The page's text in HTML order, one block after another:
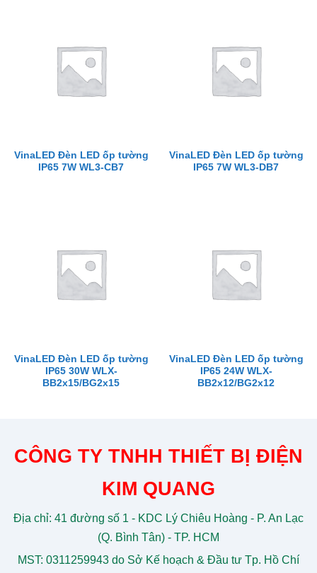
VinaLED Đèn LED ốp tường
IP65 7W WL3-CB7
VinaLED Đèn LED ốp tường
IP65 7W WL3-DB7
VinaLED Đèn LED ốp tường
IP65 30W WLX-
BB2x15/BG2x15
VinaLED Đèn LED ốp tường
IP65 24W WLX-
BB2x12/BG2x12
CÔNG TY TNHH THIẾT BỊ ĐIỆN
KIM QUANG
Địa chỉ: 41 đường số 1 - KDC Lý Chiêu Hoàng - P. An Lạc
(Q. Bình Tân) - TP. HCM
MST: 0311259943 do Sở Kế hoạch & Đầu tư Tp. Hồ Chí